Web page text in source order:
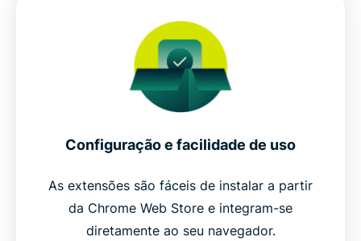
Configuração e facilidade de uso
As extensões são fáceis de instalar a partir
da Chrome Web Store e integram-se
diretamente ao seu navegador.